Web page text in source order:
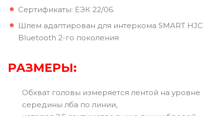
Сертификаты: ЕЭК 22/06.
Шлем адаптирован для интеркома SMART HJC
Bluetooth 2-го поколения
РАЗМЕРЫ:
Обхват головы измеряется лентой на уровне
середины лба по линии,